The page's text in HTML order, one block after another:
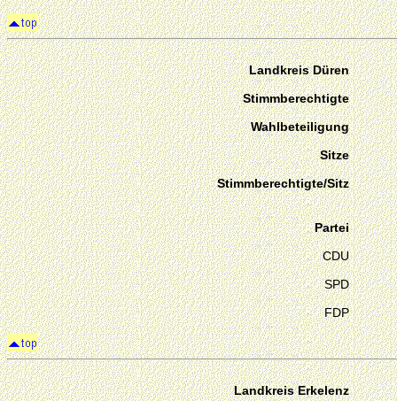
Landkreis Düren
Stimmberechtigte
Wahlbeteiligung
Sitze
Stimmberechtigte/Sitz
Partei
CDU
SPD
FDP
Landkreis Erkelenz